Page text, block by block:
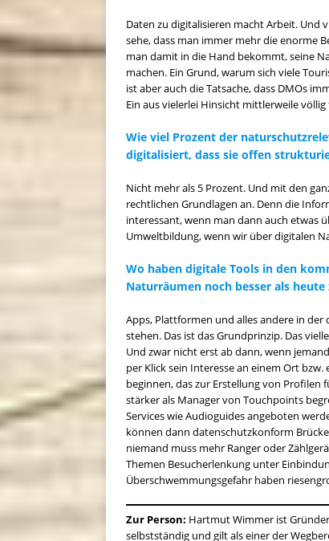
Daten zu digitalisieren macht Arbeit. Und
sehe, dass man immer mehr die enorme
man damit in die Hand bekommt, seine
machen. Ein Grund, warum sich viele
ist aber auch die Tatsache, dass DMOs
Ein aus vielerlei Hinsicht mittlerweile völlig
Wie viel Prozent der
digitalisiert, dass sie offen
Nicht mehr als 5 Prozent. Und mit den
rechtlichen Grundlagen an. Denn die
interessant, wenn man dann auch etwas
Umweltbildung, wenn wir über digitalen
Wo haben digitale Tools in den
Naturräumen noch besser als
Apps, Plattformen und alles andere in
stehen. Das ist das Grundprinzip. Das
Und zwar nicht erst ab dann, wenn
per Klick sein Interesse an einem Ort
beginnen, das zur Erstellung von Profilen
stärker als Manager von Touchpoints
Services wie Audioguides angeboten
können dann datenschutzkonform
niemand muss mehr Ranger oder
Themen Besucherlenkung unter
Überschwemmungsgefahr haben
Zur Person: Hartmut Wimmer ist
selbstständig und gilt als einer der